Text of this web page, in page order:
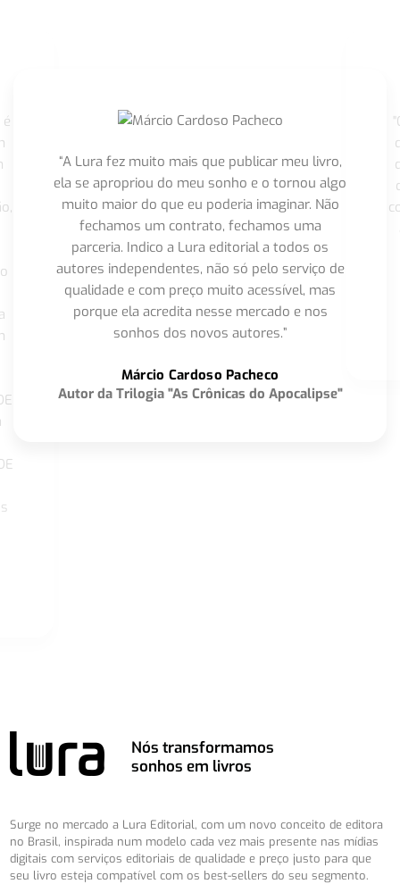
“A Lura fez muito mais que publicar meu livro,
ela se apropriou do meu sonho e o tornou algo
muito maior do que eu poderia imaginar. Não
fechamos um contrato, fechamos uma
parceria. Indico a Lura editorial a todos os
autores independentes, não só pelo serviço de
qualidade e com preço muito acessível, mas
porque ela acredita nesse mercado e nos
sonhos dos novos autores.”
Márcio Cardoso Pacheco
Autor da Trilogia "As Crônicas do Apocalipse"
Nós transformamos
sonhos em livros
Surge no mercado a Lura Editorial, com um novo conceito de editora
no Brasil, inspirada num modelo cada vez mais presente nas mídias
digitais com serviços editoriais de qualidade e preço justo para que
seu livro esteja compatível com os best-sellers do seu segmento.